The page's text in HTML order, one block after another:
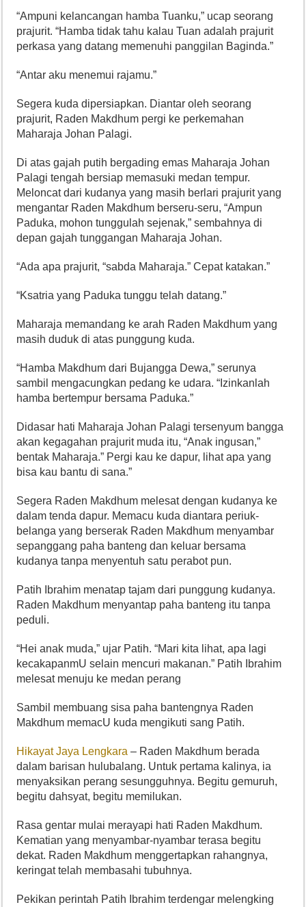
“Ampuni kelancangan hamba Tuanku,” ucap seorang
prajurit. “Hamba tidak tahu kalau Tuan adalah prajurit
perkasa yang datang memenuhi panggilan Baginda.”
“Antar aku menemui rajamu.”
Segera kuda dipersiapkan. Diantar oleh seorang
prajurit, Raden Makdhum pergi ke perkemahan
Maharaja Johan Palagi.
Di atas gajah putih bergading emas Maharaja Johan
Palagi tengah bersiap memasuki medan tempur.
Meloncat dari kudanya yang masih berlari prajurit yang
mengantar Raden Makdhum berseru-seru, “Ampun
Paduka, mohon tunggulah sejenak,” sembahnya di
depan gajah tunggangan Maharaja Johan.
“Ada apa prajurit, “sabda Maharaja.” Cepat katakan.”
“Ksatria yang Paduka tunggu telah datang.”
Maharaja memandang ke arah Raden Makdhum yang
masih duduk di atas punggung kuda.
“Hamba Makdhum dari Bujangga Dewa,” serunya
sambil mengacungkan pedang ke udara. “Izinkanlah
hamba bertempur bersama Paduka.”
Didasar hati Maharaja Johan Palagi tersenyum bangga
akan kegagahan prajurit muda itu, “Anak ingusan,”
bentak Maharaja.” Pergi kau ke dapur, lihat apa yang
bisa kau bantu di sana.”
Segera Raden Makdhum melesat dengan kudanya ke
dalam tenda dapur. Memacu kuda diantara periuk-
belanga yang berserak Raden Makdhum menyambar
sepanggang paha banteng dan keluar bersama
kudanya tanpa menyentuh satu perabot pun.
Patih Ibrahim menatap tajam dari punggung kudanya.
Raden Makdhum menyantap paha banteng itu tanpa
peduli.
“Hei anak muda,” ujar Patih. “Mari kita lihat, apa lagi
kecakapanmU selain mencuri makanan.” Patih Ibrahim
melesat menuju ke medan perang
Sambil membuang sisa paha bantengnya Raden
Makdhum memacU kuda mengikuti sang Patih.
Hikayat Jaya Lengkara – Raden Makdhum berada
dalam barisan hulubalang. Untuk pertama kalinya, ia
menyaksikan perang sesungguhnya. Begitu gemuruh,
begitu dahsyat, begitu memilukan.
Rasa gentar mulai merayapi hati Raden Makdhum.
Kematian yang menyambar-nyambar terasa begitu
dekat. Raden Makdhum menggertapkan rahangnya,
keringat telah membasahi tubuhnya.
Pekikan perintah Patih Ibrahim terdengar melengking